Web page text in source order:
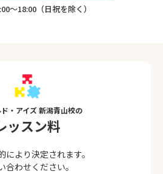
〜18:00（日祝を除く）
・アイズ 新潟青山校の
ッスン料
より決定されます。
わせください。